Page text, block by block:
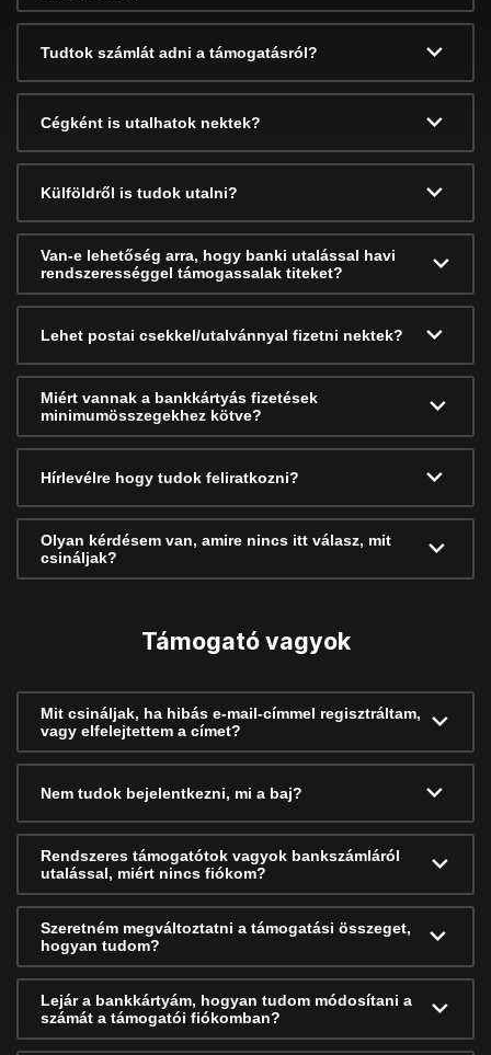
Tudtok számlát adni a támogatásról?
Cégként is utalhatok nektek?
Külföldről is tudok utalni?
Van-e lehetőség arra, hogy banki utalással havi
rendszerességgel támogassalak titeket?
Lehet postai csekkel/utalvánnyal fizetni nektek?
Miért vannak a bankkártyás fizetések
minimumösszegekhez kötve?
Hírlevélre hogy tudok feliratkozni?
Olyan kérdésem van, amire nincs itt válasz, mit
csináljak?
Támogató vagyok
Mit csináljak, ha hibás e-mail-címmel regisztráltam,
vagy elfelejtettem a címet?
Nem tudok bejelentkezni, mi a baj?
Rendszeres támogatótok vagyok bankszámláról
utalással, miért nincs fiókom?
Szeretném megváltoztatni a támogatási összeget,
hogyan tudom?
Lejár a bankkártyám, hogyan tudom módosítani a
számát a támogatói fiókomban?